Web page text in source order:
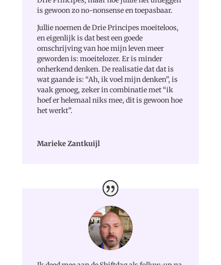
is gewoon zo no-nonsense en toepasbaar.
Jullie noemen de Drie Principes moeiteloos,
en eigenlijk is dat best een goede
omschrijving van hoe mijn leven meer
geworden is: moeitelozer. Er is minder
onherkend denken. De realisatie dat dat is
wat gaande is: “Ah, ik voel mijn denken”, is
vaak genoeg, zeker in combinatie met “ik
hoef er helemaal niks mee, dit is gewoon hoe
het werkt”.
Marieke Zantkuijl